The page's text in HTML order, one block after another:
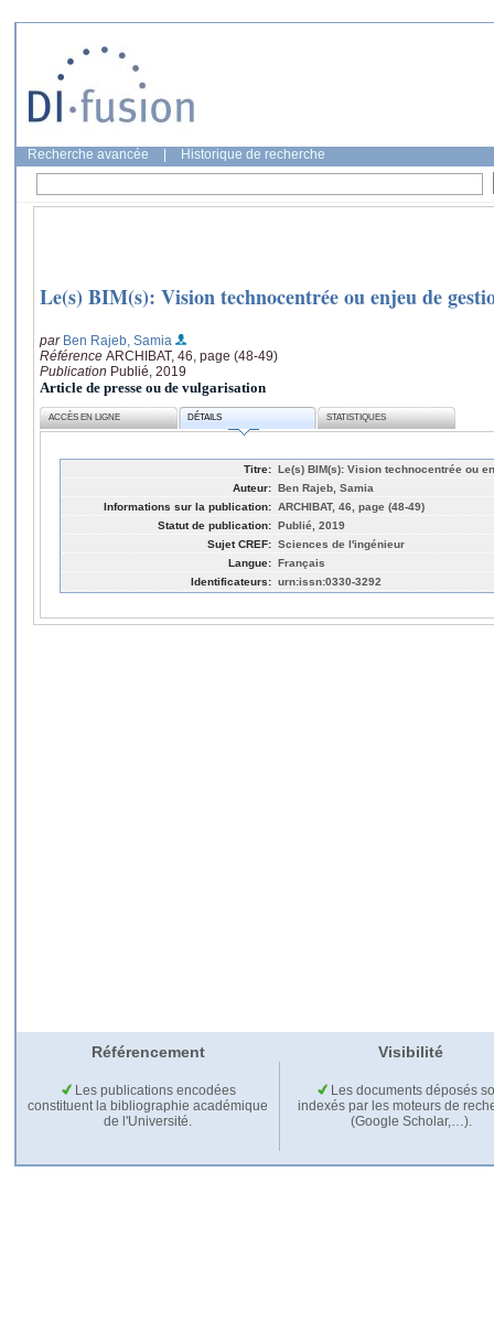
Recherche avancée Historique de recherche
Le(s) BIM(s): Vision technocentrée ou enjeu de
par Ben Rajeb, Samia
Référence ARCHIBAT, 46, page (48-49)
Publication Publié, 2019
Article de presse ou de vulgarisation
ACCÈS EN LIGNE DÉTAILS STATISTIQUES
Titre: Le(s) BIM(s): Vision technocentrée ou
Auteur: Ben Rajeb, Samia
Informations sur la publication: ARCHIBAT, 46, page (48-49)
Statut de publication: Publié, 2019
Sujet CREF: Sciences de l'ingénieur
Langue: Français
Identificateurs: urn:issn:0330-3292
Référencement Visibilité
Les publications encodées
constituent la bibliographie académique
de l'Université.
Les documents déposés
indexés par les moteurs de
(Google Scholar,…).